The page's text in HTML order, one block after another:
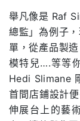
舉凡像是 Raf
總監」為例子
單，從產品製
模特兒….等等
Hedi Slimane
首間店鋪設計
伸展台上的藝